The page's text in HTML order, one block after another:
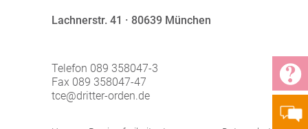
Lachnerstr. 41 · 80639 München
Telefon 089 358047-3
Fax 089 358047-47
tce@dritter-orden.de